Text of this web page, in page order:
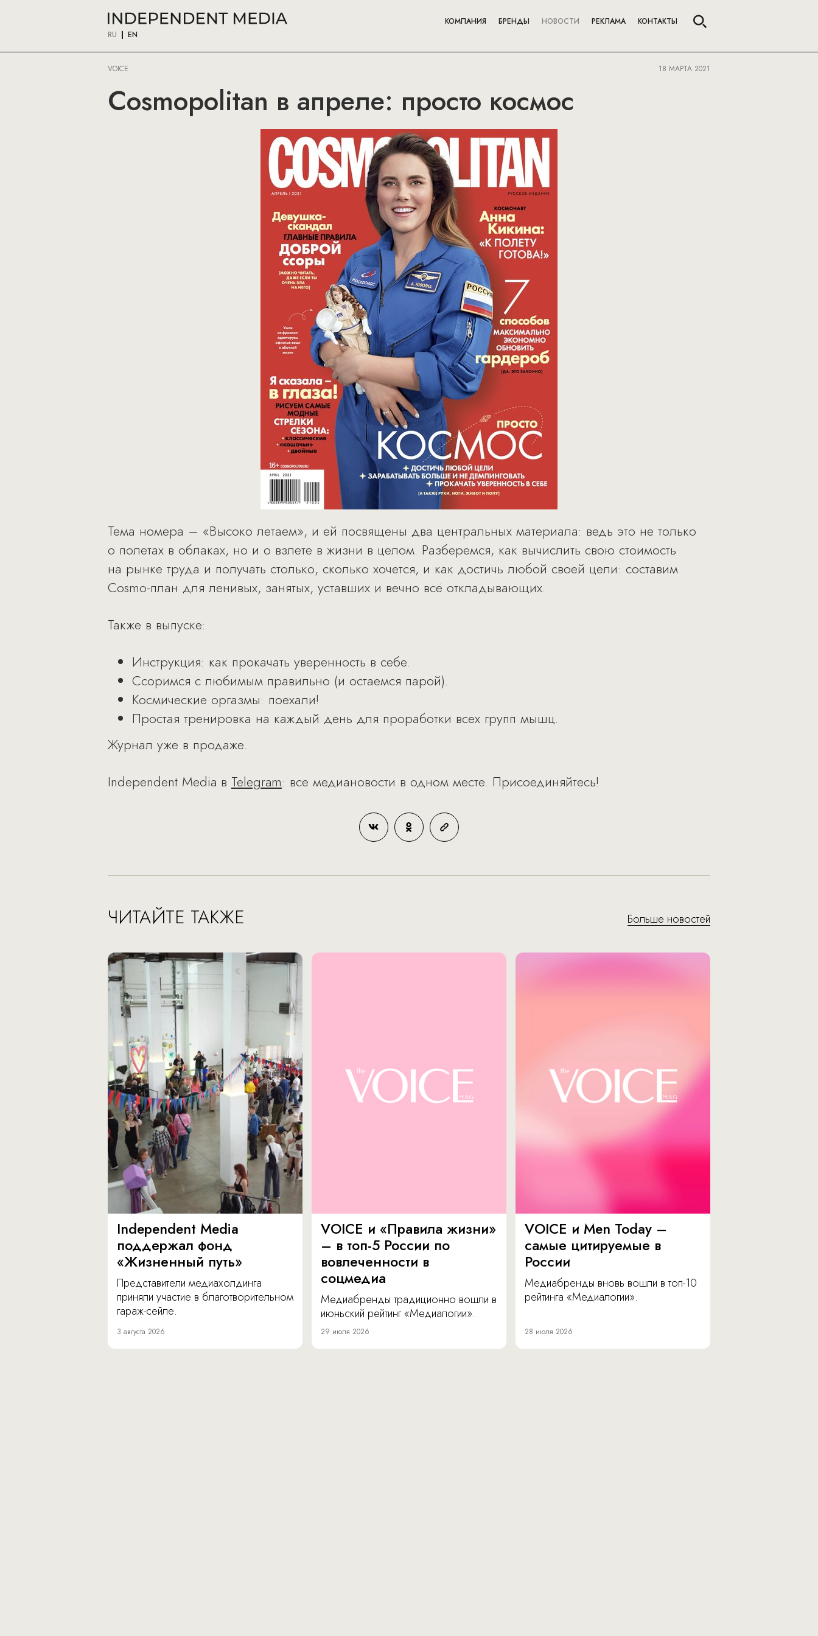
RU EN
КОМПАНИЯ БРЕНДЫ НОВОСТИ РЕКЛАМА КОНТАКТЫ
VOICE 18 МАРТА 2021
Cosmopolitan в апреле: просто космос
Тема номера – «Высоко летаем», и ей посвящены два центральных материала: ведь это не только
о полетах в облаках, но и о взлете в жизни в целом. Разберемся, как вычислить свою стоимость
на рынке труда и получать столько, сколько хочется, и как достичь любой своей цели: составим
Cosmo-план для ленивых, занятых, уставших и вечно всё откладывающих.
Также в выпуске:
Инструкция: как прокачать уверенность в себе.
Ссоримся с любимым правильно (и остаемся парой).
Космические оргазмы: поехали!
Простая тренировка на каждый день для проработки всех групп мышц.
Журнал уже в продаже.
Independent Media в Telegram: все медиановости в одном месте. Присоединяйтесь!
ЧИТАЙТЕ ТАКЖЕ Больше новостей
Independent Media
поддержал фонд
«Жизненный путь»
Представители медиахолдинга
приняли участие в благотворительном
гараж-сейле.
3 августа 2026
VOICE и «Правила жизни»
– в топ-5 России по
вовлеченности в
соцмедиа
Медиабренды традиционно вошли в
июньский рейтинг «Медиалогии».
29 июля 2026
VOICE и Men Today –
самые цитируемые в
России
Медиабренды вновь вошли в топ-10
рейтинга «Медиалогии».
28 июля 2026